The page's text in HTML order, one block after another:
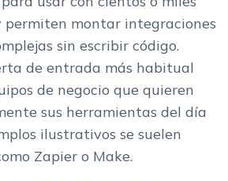
permiten montar integraciones
sin escribir código.
de entrada más habitual
de negocio que quieren
sus herramientas del día
ilustrativos se suelen
Zapier o Make.